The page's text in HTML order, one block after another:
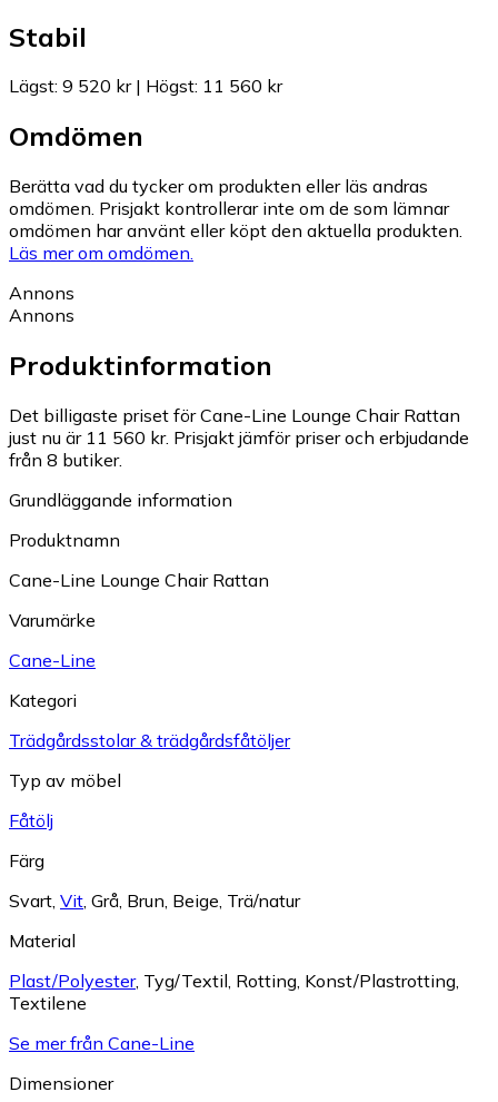
Stabil
Lägst: 9 520 kr| Högst: 11 560 kr
Omdömen
Berätta vad du tycker om produkten eller läs andras
omdömen. Prisjakt kontrollerar inte om de som lämnar
omdömen har använt eller köpt den aktuella produkten.
Läs mer om omdömen.
Annons
Annons
Produktinformation
Det billigaste priset för Cane-Line Lounge Chair Rattan
just nu är 11 560 kr. Prisjakt jämför priser och erbjudande
från 8 butiker.
Grundläggande information
Produktnamn
Cane-Line Lounge Chair Rattan
Varumärke
Cane-Line
Kategori
Trädgårdsstolar & trädgårdsfåtöljer
Typ av möbel
Fåtölj
Färg
Svart, Vit, Grå, Brun, Beige, Trä/natur
Material
Plast/Polyester, Tyg/Textil, Rotting, Konst/Plastrotting,
Textilene
Se mer från Cane-Line
Dimensioner